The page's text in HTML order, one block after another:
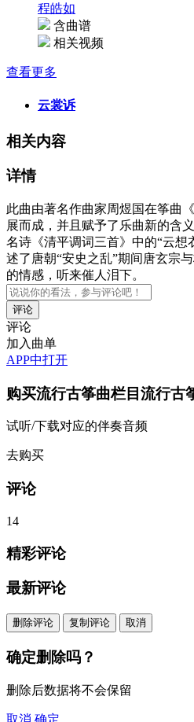
程皓如
含曲谱
相关视频
查看更多
云裳诉
相关内容
详情
此曲由著名作曲家周煜国在筝曲
展而成，并且赋予了乐曲新的含
名诗《清平调词三首》中的“云想
述了唐朝“安史之乱”期间唐玄宗
的情感，听来催人泪下。
评论
加入曲单
APP中打开
购买流行古筝曲栏目流行古
试听/下载对应的伴奏音频
去购买
评论
14
精彩评论
最新评论
删除评论 复制评论 取消
确定删除吗？
删除后数据将不会保留
取消 确定